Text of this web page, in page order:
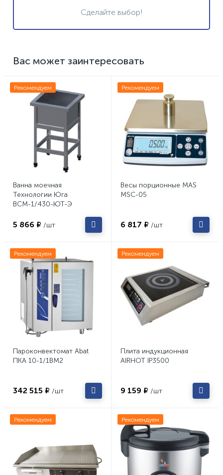
Сделайте выбор!
Вас может заинтересовать
Рекомендуем
Ванна моечная
Технологии Юга
ВСМ-1/430-ЮТ-Э
5 866 ₽ /шт
Рекомендуем
Весы порционные MAS
MSC-05
6 817 ₽ /шт
Рекомендуем
Пароконвектомат Abat
ПКА 10-1/1ВМ2
342 515 ₽ /шт
Рекомендуем
Плита индукционная
AIRHOT IP3500
9 159 ₽ /шт
Рекомендуем Рекомендуем